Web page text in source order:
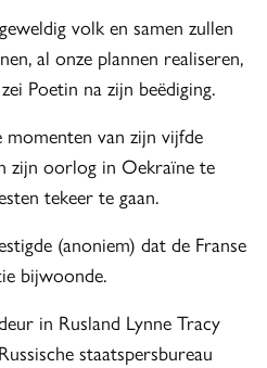
volk en samen zullen
al onze plannen realiseren,
Poetin na zijn beëdiging.
van zijn vijfde
zijn oorlog in Oekraïne te
tekeer te gaan.
(anoniem) dat de Franse
bijwoonde.
in Rusland Lynne Tracy
staatspersbureau